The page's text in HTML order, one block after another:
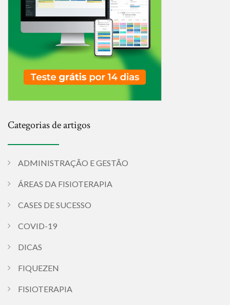
Categorias de artigos
ADMINISTRAÇÃO E GESTÃO
ÁREAS DA FISIOTERAPIA
CASES DE SUCESSO
COVID-19
DICAS
FIQUEZEN
FISIOTERAPIA